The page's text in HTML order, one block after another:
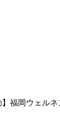
】福岡ウェル